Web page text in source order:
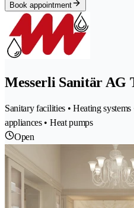
Book appointment
Messerli Sanitär AG
Sanitary facilities • Heating
appliances • Heat pumps
Open